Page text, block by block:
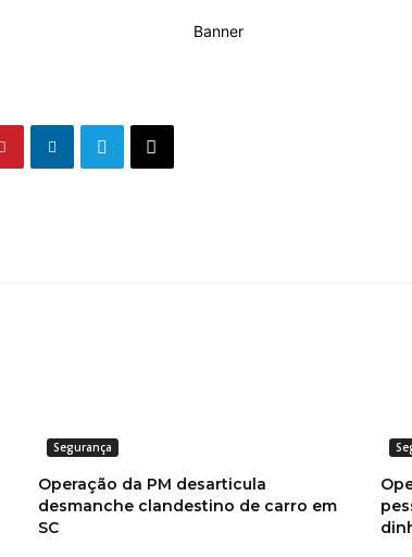
Segurança
Operação da PM desarticula
desmanche clandestino de carro em
SC